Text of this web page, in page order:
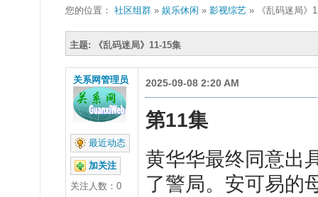
您的位置： 社区组群» 娱乐休闲 » 影视综艺» 《乱码迷局》
主题: 《乱码迷局》11-15集
关系网管理员
最近动态
加关注
关注人数： 0
2025-09-08 2:20 AM
第11集
黄华华最终同意出
了警局。安可易的